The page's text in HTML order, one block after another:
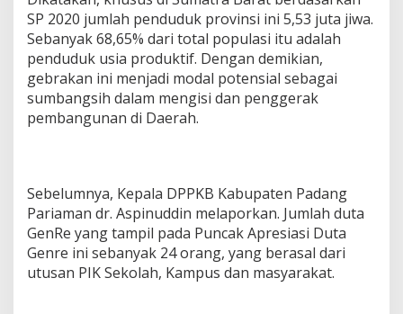
SP 2020 jumlah penduduk provinsi ini 5,53 juta jiwa.
Sebanyak 68,65% dari total populasi itu adalah
penduduk usia produktif. Dengan demikian,
gebrakan ini menjadi modal potensial sebagai
sumbangsih dalam mengisi dan penggerak
pembangunan di Daerah.
Sebelumnya, Kepala DPPKB Kabupaten Padang
Pariaman dr. Aspinuddin melaporkan. Jumlah duta
GenRe yang tampil pada Puncak Apresiasi Duta
Genre ini sebanyak 24 orang, yang berasal dari
utusan PIK Sekolah, Kampus dan masyarakat.